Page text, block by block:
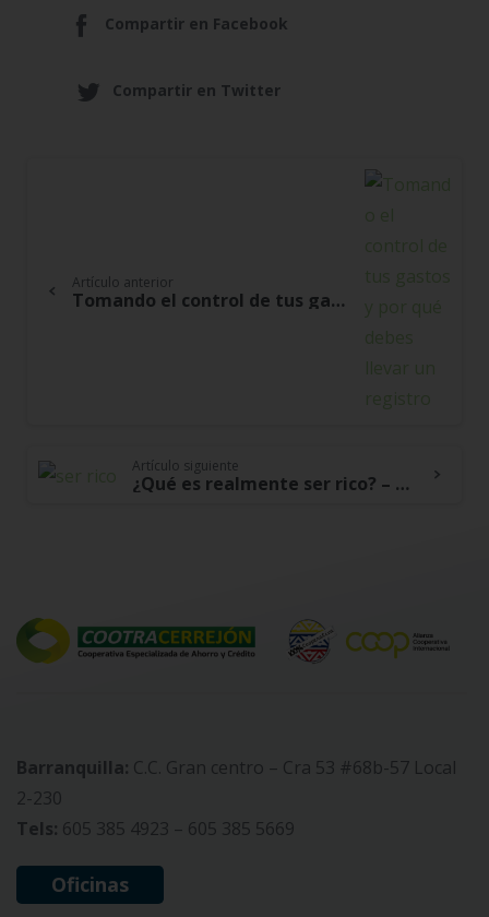
Compartir en Facebook
Compartir en Twitter
Artículo anterior
Tomando el control de tus gastos y por qué debes llevar un registro
Artículo siguiente
¿Qué es realmente ser rico? – Reflexiones de un experto en finanzas
Barranquilla: C.C. Gran centro – Cra 53 #68b-57 Local
2-230
Tels: 605 385 4923 – 605 385 5669
Oficinas